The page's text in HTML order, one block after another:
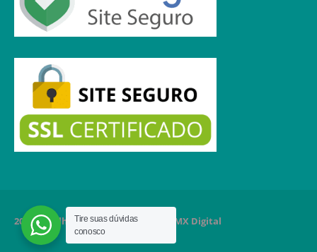
2020 Orgulhosamente criado por MMX Digital
Tire suas dúvidas
conosco